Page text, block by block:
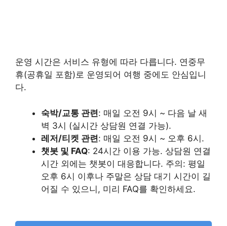
운영 시간은 서비스 유형에 따라 다릅니다. 연중무
휴(공휴일 포함)로 운영되어 여행 중에도 안심입니
다.
숙박/교통 관련: 매일 오전 9시 ~ 다음 날 새
벽 3시 (실시간 상담원 연결 가능).
레저/티켓 관련: 매일 오전 9시 ~ 오후 6시.
챗봇 및 FAQ: 24시간 이용 가능. 상담원 연결
시간 외에는 챗봇이 대응합니다. 주의: 평일
오후 6시 이후나 주말은 상담 대기 시간이 길
어질 수 있으니, 미리 FAQ를 확인하세요.